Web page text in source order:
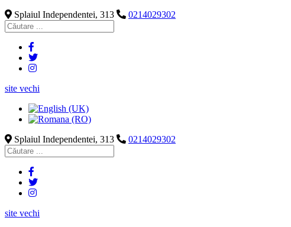
Splaiul Independentei, 313
0214029302
site vechi
Splaiul Independentei, 313 0214029302
site vechi